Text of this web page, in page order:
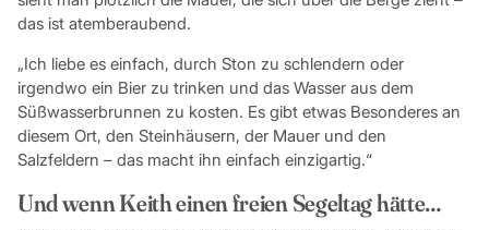
das ist atemberaubend.
„Ich liebe es einfach, durch Ston zu schlendern oder
irgendwo ein Bier zu trinken und das Wasser aus dem
Süßwasserbrunnen zu kosten. Es gibt etwas Besonderes an
diesem Ort, den Steinhäusern, der Mauer und den
Salzfeldern – das macht ihn einfach einzigartig.“
Und wenn Keith einen freien Segeltag hätte…